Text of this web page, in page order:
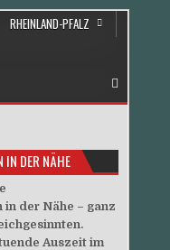
RHEINLAND-PFALZ
IN DER NÄHE
der Nähe – ganz
Auszeit im